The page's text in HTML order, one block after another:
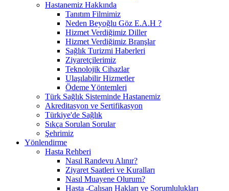
Hastanemiz Hakkında
Tanıtım Filmimiz
Neden Beyoğlu Göz E.A.H ?
Hizmet Verdiğimiz Diller
Hizmet Verdiğimiz Branşlar
Sağlık Turizmi Haberleri
Ziyaretçilerimiz
Teknolojik Cihazlar
Ulaşılabilir Hizmetler
Ödeme Yöntemleri
Türk Sağlık Sisteminde Hastanemiz
Akreditasyon ve Sertifikasyon
Türkiye'de Sağlık
Sıkça Sorulan Sorular
Şehrimiz
Yönlendirme
Hasta Rehberi
Nasıl Randevu Alınır?
Ziyaret Saatleri ve Kuralları
Nasıl Muayene Olurum?
Hasta -Çalışan Hakları ve Sorumlulukları